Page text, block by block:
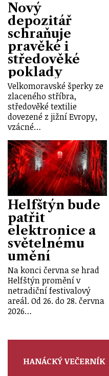
Nový
depozitář
schraňuje
pravěké i
středověké
poklady
Velkomoravské šperky ze
zlaceného stříbra,
středověké textilie
dovezené z jižní Evropy,
vzácné…
Helfštýn bude
patřit
elektronice a
světelnému
umění
Na konci června se hrad
Helfštýn promění v
netradiční festivalový
areál. Od 26. do 28. června
2026…
HANÁCKÝ VEČERNÍK